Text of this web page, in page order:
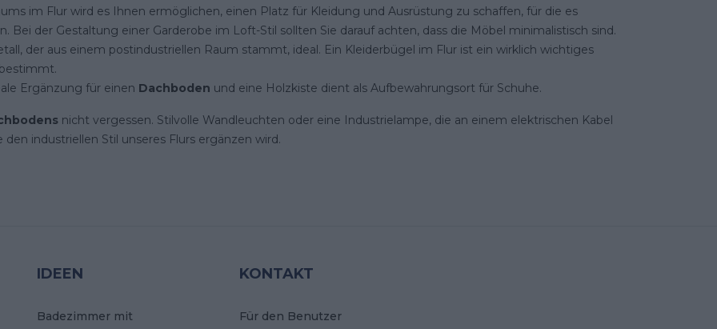
im Flur wird es Ihnen ermöglichen, einen Platz für Kleidung und Ausrüstung zu schaffen, für die es
Bei der Gestaltung einer Garderobe im Loft-Stil sollten Sie darauf achten, dass die Möbel minimalistisch sind.
der aus einem postindustriellen Raum stammt, ideal. Ein Kleiderbügel im Flur ist ein wirklich wichtiges
Ergänzung für einen Dachboden und eine Holzkiste dient als Aufbewahrungsort für Schuhe.
nicht vergessen. Stilvolle Wandleuchten oder eine Industrielampe, die an einem elektrischen Kabel
industriellen Stil unseres Flurs ergänzen wird.
IDEEN
Badezimmer mit
KONTAKT
Für den Benutzer